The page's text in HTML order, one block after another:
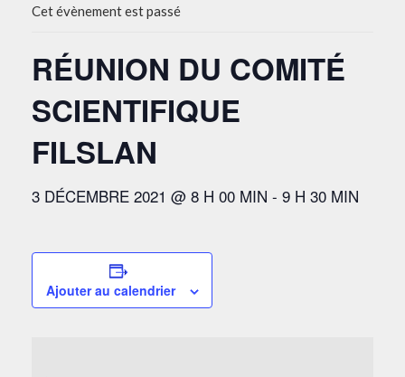
Cet évènement est passé
RÉUNION DU COMITÉ
SCIENTIFIQUE
FILSLAN
3 DÉCEMBRE 2021 @ 8 H 00 MIN - 9 H 30 MIN
Ajouter au calendrier